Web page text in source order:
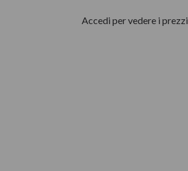
Accedi per vedere i prezzi